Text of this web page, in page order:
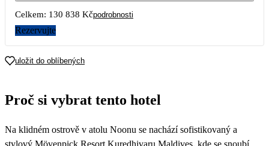
14
81 879
15 16
21
75 119
22
76 509
23 24 25 26 27
Celkem: 130 838 Kčpodrobnosti
Rezervujte
uložit do oblíbených
Proč si vybrat tento hotel
Na klidném ostrově v atolu Noonu se nachází sofistikovaný a
stylový Mövenpick Resort Kuredhivaru Maldives, kde se snoubí